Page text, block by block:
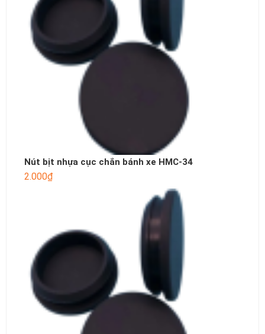
Nút bịt nhựa cục chắn bánh xe HMC-34
2.000₫